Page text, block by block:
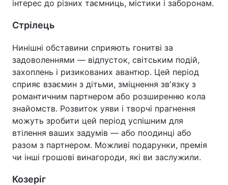
інтерес до різних таємниць, містики і заборонам.
Стрілець
Нинішні обставини сприяють гонитві за
задоволеннями — відпусток, світським подій,
захоплень і ризикованих авантюр. Цей період
сприяє взаємин з дітьми, зміцнення зв'язку з
романтичним партнером або розширенню кола
знайомств. Розвиток уяви і творчі прагнення
можуть зробити цей період успішним для
втілення ваших задумів — або поодинці або
разом з партнером. Можливі подарунки, премія
чи інші грошові винагороди, які ви заслужили.
Козеріг